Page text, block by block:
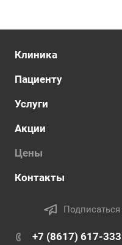
Клиника
Пациенту
Услуги
Акции
Цены
Контакты
+7 (8617) 617-333